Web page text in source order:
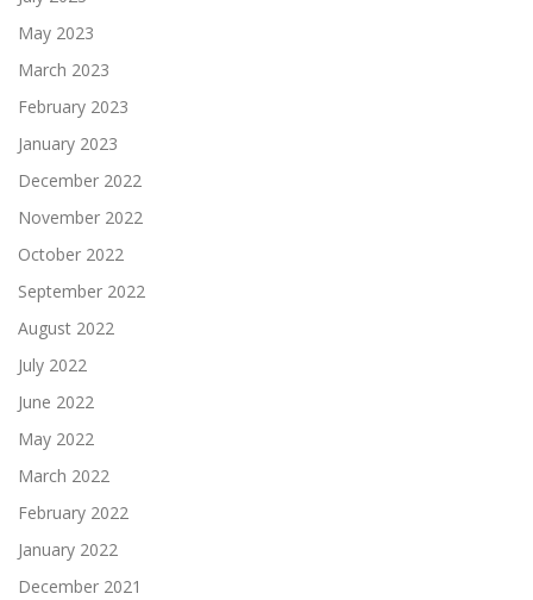
May 2023
March 2023
February 2023
January 2023
December 2022
November 2022
October 2022
September 2022
August 2022
July 2022
June 2022
May 2022
March 2022
February 2022
January 2022
December 2021